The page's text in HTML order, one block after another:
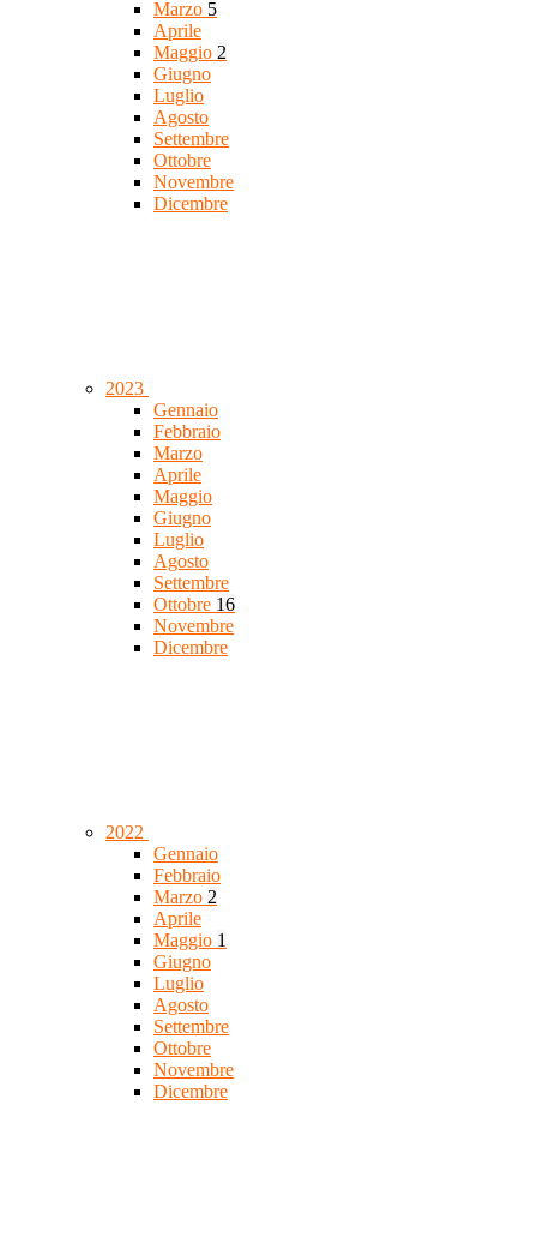
Marzo 5
Aprile
Maggio 2
Giugno
Luglio
Agosto
Settembre
Ottobre
Novembre
Dicembre
2023
Gennaio
Febbraio
Marzo
Aprile
Maggio
Giugno
Luglio
Agosto
Settembre
Ottobre 16
Novembre
Dicembre
2022
Gennaio
Febbraio
Marzo 2
Aprile
Maggio 1
Giugno
Luglio
Agosto
Settembre
Ottobre
Novembre
Dicembre